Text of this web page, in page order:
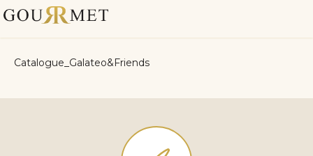
Catalogue_Galateo&Friends